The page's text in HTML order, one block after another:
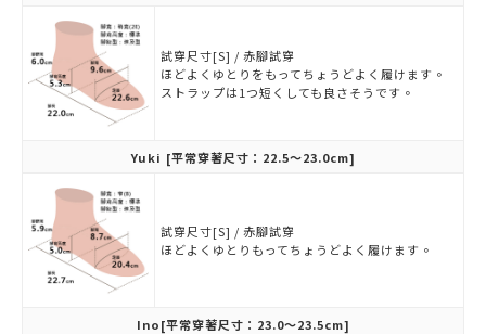
試穿尺寸[S] / 赤腳試穿
ほどよくゆとりをもってちょうどよく履けます。
ストラップは1つ短くしても良さそうです。
Yuki [平常穿著尺寸：22.5～23.0cm]
試穿尺寸[S] / 赤腳試穿
ほどよくゆとりもってちょうどよく履けます。
Ino[平常穿著尺寸：23.0～23.5cm]